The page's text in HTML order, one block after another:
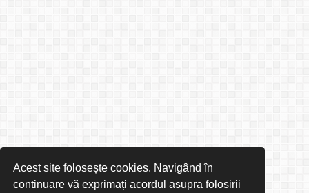
Acest site folosește cookies. Navigând în
continuare vă exprimați acordul asupra folosirii